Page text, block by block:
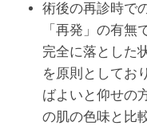
術後の再診時で
「再発」の有無
完全に落とした
を原則としてお
ばよいと仰せの
の肌の色味と比